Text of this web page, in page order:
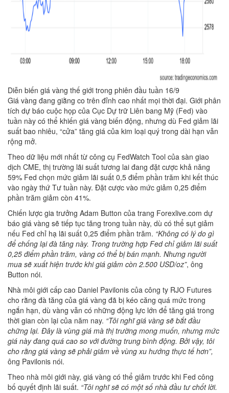
Diễn biến giá vàng thế giới trong phiên đầu tuần 16/9
Giá vàng đang giằng co trên đỉnh cao nhất mọi thời đại. Giới phân
tích dự báo cuộc họp của Cục Dự trữ Liên bang Mỹ (Fed) vào
tuần này có thể khiến giá vàng biến động, nhưng dù Fed giảm lãi
suất bao nhiêu, “cửa” tăng giá của kim loại quý trong dài hạn vẫn
rộng mở.
Theo dữ liệu mới nhất từ công cụ FedWatch Tool của sàn giao
dịch CME, thị trường lãi suất tương lai đang đặt cược khả năng
59% Fed chọn mức giảm lãi suất 0,5 điểm phần trăm khi kết thúc
vào ngày thứ Tư tuần này. Đặt cược vào mức giảm 0,25 điểm
phần trăm giảm còn 41%.
Chiến lược gia trưởng Adam Button của trang Forexlive.com dự
báo giá vàng sẽ tiếp tục tăng trong tuần này, dù có thể sụt giảm
nếu Fed chỉ hạ lãi suất 0,25 điểm phần trăm. “Không có lý do gì
để chống lại đà tăng này. Trong trường hợp Fed chỉ giảm lãi suất
0,25 điểm phần trăm, vàng có thể bị bán mạnh. Nhưng người
mua sẽ xuất hiện trước khi giá giảm còn 2.500 USD/oz”, ông
Button nói.
Nhà môi giới cấp cao Daniel Pavilonis của công ty RJO Futures
cho rằng đà tăng của giá vàng đã bị kéo căng quá mức trong
ngắn hạn, dù vàng vẫn có những động lực lớn để tăng giá trong
thời gian còn lại của năm nay. “Tôi nghĩ giá vàng sẽ bắt đầu
chững lại. Đây là vùng giá mà thị trường mong muốn, nhưng mức
giá này đang quá cao so với đường trung bình động. Bởi vậy, tôi
cho rằng giá vàng sẽ phải giảm về vùng xu hướng thực tế hơn”,
ông Pavilonis nói.
Theo nhà môi giới này, giá vàng có thể giảm trước khi Fed công
bố quyết định lãi suất. “Tôi nghĩ sẽ có một số nhà đầu tư chốt lời.